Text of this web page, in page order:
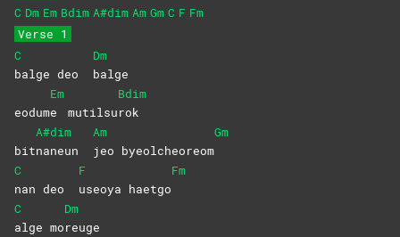
C Dm Em Bdim A#dim Am Gm C F Fm
Verse 1
C
balge deo
Dm
balge
eodum
Em
e
mutilsu
Bdim
rok
bit
A#dim
naneun
Am
jeo byeolcheoreom
Gm
C
nan deo
F
useoya haetgo
Fm
C
alge mo
Dm
reuge